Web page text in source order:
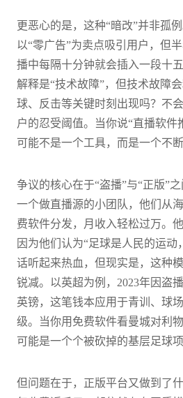
更恶心的是，这种“暗改”并非孤
以“零广告”为卖点吸引用户，但
播中每隔十分钟就会插入一段十
解释是“技术故障”，但技术故障
球、反击等关键时刻出现吗？不
户的忍受阈值。当你说“直播软件
可能不是一个工具，而是一个不
争议的核心在于“盗播”与“正版”
一个做直播源的小团队，他们从
费软件分发，月收入轻松过万。
因为他们认为“足球是人民的运动
话听起来热血，但现实是，这种
锐减。以英超为例，2023年因盗
英镑，这笔钱本应用于青训、球
级。当你用免费软件看曼城对利
可能是一个个被砍掉的基层足球项
但问题在于，正版平台又做到了